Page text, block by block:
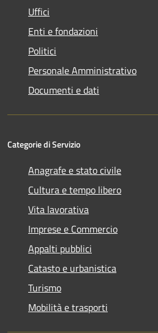
Uffici
Enti e fondazioni
Politici
Personale Amministrativo
Documenti e dati
Categorie di Servizio
Anagrafe e stato civile
Cultura e tempo libero
Vita lavorativa
Imprese e Commercio
Appalti pubblici
Catasto e urbanistica
Turismo
Mobilità e trasporti